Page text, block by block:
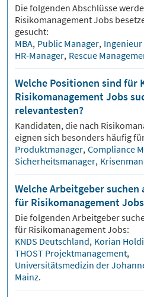
Die folgenden Abschlüsse
RisikomanagementJobs
gesucht:
MBA, Public Manager,
HR-Manager, Rescue
Welche Positionen sind für
Risikomanagement Jobs
relevantesten?
Kandidaten, die nach
eignen sich besonders häufig
Produktmanager, Compliance
Sicherheitsmanager,
Welche Arbeitgeber
für Risikomanagement
Die folgenden Arbeitgeber
für RisikomanagementJobs:
KNDS Deutschland, Korian
THOST Projektmanagement,
Universitätsmedizin der
Mainz.